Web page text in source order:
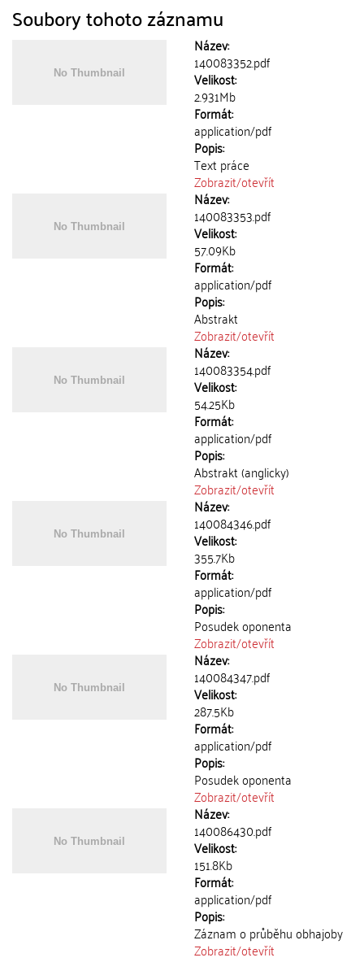
Soubory tohoto záznamu
Název:
140083352.pdf
Velikost:
2.931Mb
Formát:
application/pdf
Popis:
Text práce
Zobrazit/otevřít
Název:
140083353.pdf
Velikost:
57.09Kb
Formát:
application/pdf
Popis:
Abstrakt
Zobrazit/otevřít
Název:
140083354.pdf
Velikost:
54.25Kb
Formát:
application/pdf
Popis:
Abstrakt (anglicky)
Zobrazit/otevřít
Název:
140084346.pdf
Velikost:
355.7Kb
Formát:
application/pdf
Popis:
Posudek oponenta
Zobrazit/otevřít
Název:
140084347.pdf
Velikost:
287.5Kb
Formát:
application/pdf
Popis:
Posudek oponenta
Zobrazit/otevřít
Název:
140086430.pdf
Velikost:
151.8Kb
Formát:
application/pdf
Popis:
Záznam o průběhu obhajoby
Zobrazit/otevřít